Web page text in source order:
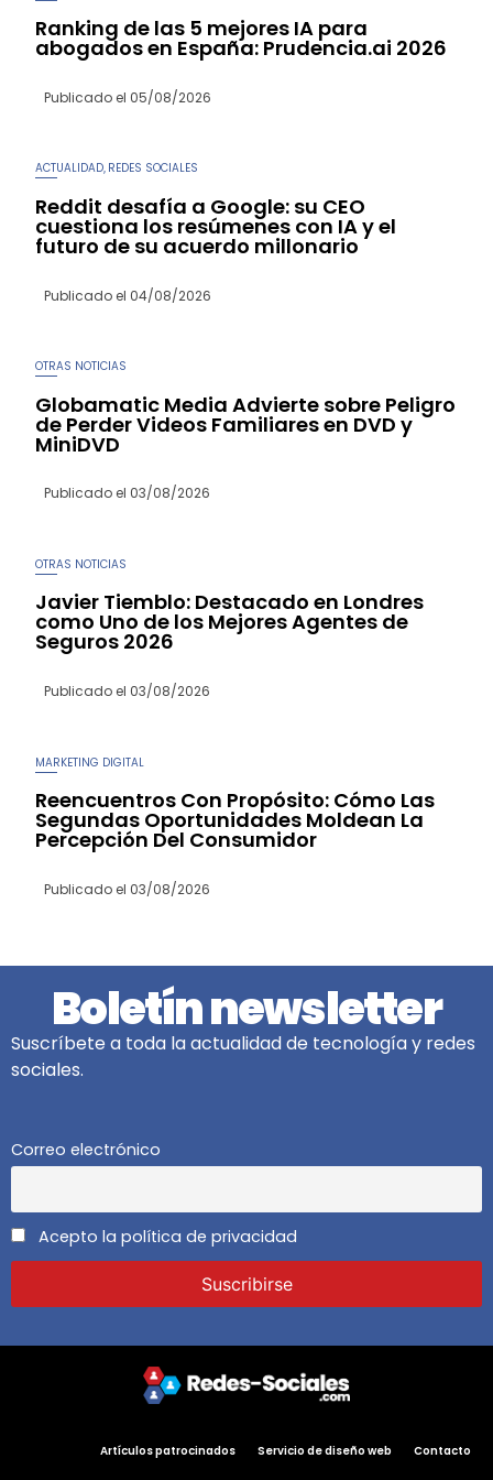
Ranking de las 5 mejores IA para
abogados en España: Prudencia.ai 2026
Publicado el 05/08/2026
ACTUALIDAD, REDES SOCIALES
Reddit desafía a Google: su CEO
cuestiona los resúmenes con IA y el
futuro de su acuerdo millonario
Publicado el 04/08/2026
OTRAS NOTICIAS
Globamatic Media Advierte sobre Peligro
de Perder Videos Familiares en DVD y
MiniDVD
Publicado el 03/08/2026
OTRAS NOTICIAS
Javier Tiemblo: Destacado en Londres
como Uno de los Mejores Agentes de
Seguros 2026
Publicado el 03/08/2026
MARKETING DIGITAL
Reencuentros Con Propósito: Cómo Las
Segundas Oportunidades Moldean La
Percepción Del Consumidor
Publicado el 03/08/2026
Boletín newsletter
Suscríbete a toda la actualidad de tecnología y redes
sociales.
Correo electrónico
Acepto la política de privacidad
Artículos patrocinados Servicio de diseño web Contacto